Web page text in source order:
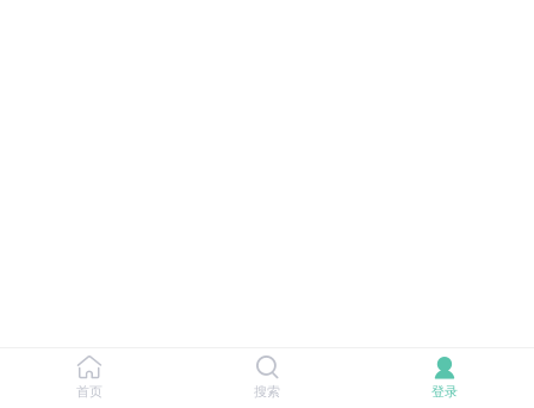
首页 搜索 登录